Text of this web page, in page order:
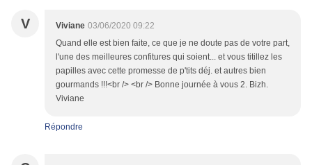
V Viviane 03/06/2020 09:22
Quand elle est bien faite, ce que je ne doute pas de votre part,
l'une des meilleures confitures qui soient... et vous titillez les
papilles avec cette promesse de p'tits déj. et autres bien
gourmands !!!<br /> <br /> Bonne journée à vous 2. Bizh.
Viviane
Répondre